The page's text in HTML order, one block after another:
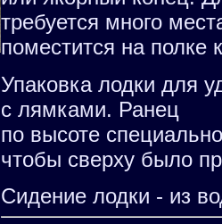
требуется много
поместится на полке
Упаковка лодки для
с лямками. Ранец
по высоте
чтобы сверху было
Сидение лодки - из